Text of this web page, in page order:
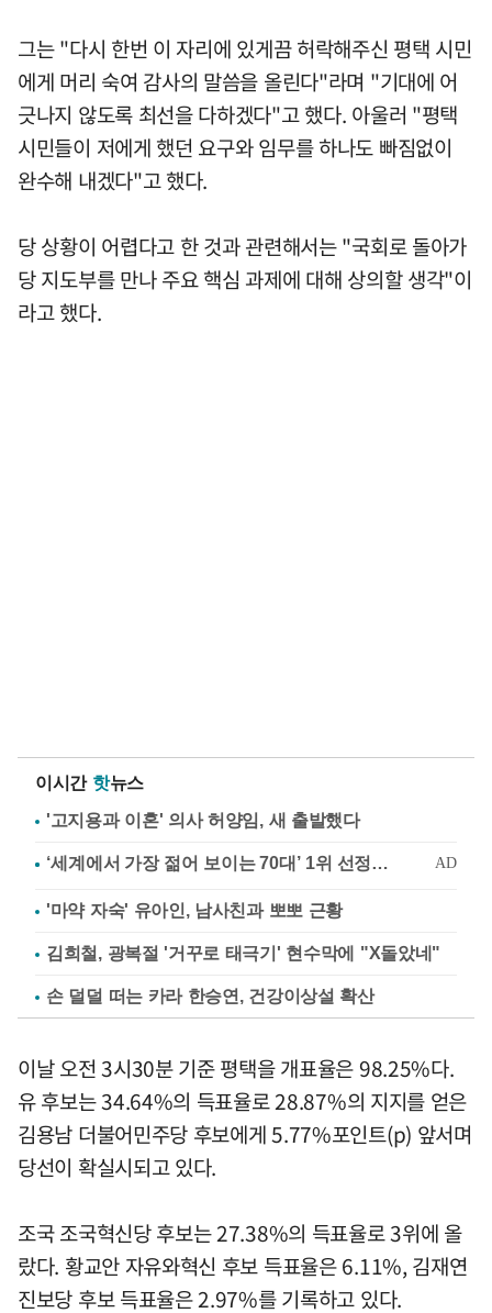
그는 "다시 한번 이 자리에 있게끔 허락해주신 평택 시민
에게 머리 숙여 감사의 말씀을 올린다"라며 "기대에 어
긋나지 않도록 최선을 다하겠다"고 했다. 아울러 "평택
시민들이 저에게 했던 요구와 임무를 하나도 빠짐없이
완수해 내겠다"고 했다.
당 상황이 어렵다고 한 것과 관련해서는 "국회로 돌아가
당 지도부를 만나 주요 핵심 과제에 대해 상의할 생각"이
라고 했다.
이시간 핫뉴스
'고지용과 이혼' 의사 허양임, 새 출발했다
'마약 자숙' 유아인, 남사친과 뽀뽀 근황
김희철, 광복절 '거꾸로 태극기' 현수막에 "X돌았네"
손 덜덜 떠는 카라 한승연, 건강이상설 확산
이날 오전 3시30분 기준 평택을 개표율은 98.25%다.
유 후보는 34.64%의 득표율로 28.87%의 지지를 얻은
김용남 더불어민주당 후보에게 5.77%포인트(p) 앞서며
당선이 확실시되고 있다.
조국 조국혁신당 후보는 27.38%의 득표율로 3위에 올
랐다. 황교안 자유와혁신 후보 득표율은 6.11%, 김재연
진보당 후보 득표율은 2.97%를 기록하고 있다.